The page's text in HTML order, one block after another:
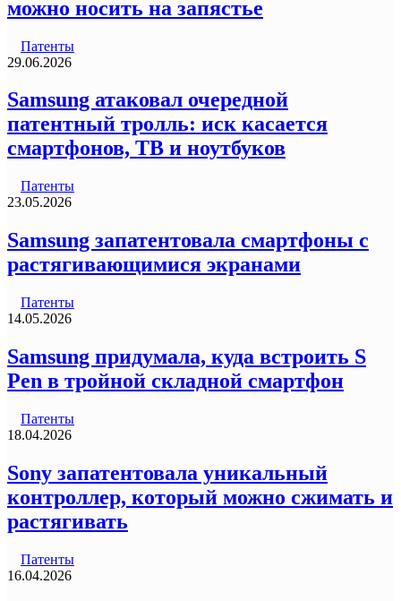
можно носить на запястье
Патенты
29.06.2026
Samsung атаковал очередной
патентный тролль: иск касается
смартфонов, ТВ и ноутбуков
Патенты
23.05.2026
Samsung запатентовала смартфоны с
растягивающимися экранами
Патенты
14.05.2026
Samsung придумала, куда встроить S
Pen в тройной складной смартфон
Патенты
18.04.2026
Sony запатентовала уникальный
контроллер, который можно сжимать и
растягивать
Патенты
16.04.2026